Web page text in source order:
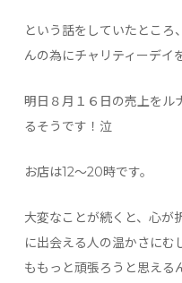
という話をしていたところ
んの為にチャリティーデイ
明日８月１６日の売上をル
るそうです！泣
お店は12～20時です。
大変なことが続くと、心が
に出会える人の温かさにむ
ももっと頑張ろうと思える